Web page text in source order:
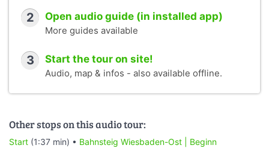
2 Open audio guide (in installed app)
More guides available
3 Start the tour on site!
Audio, map & infos - also available offline.
Other stops on this audio tour:
Start (1:37 min) • Bahnsteig Wiesbaden-Ost | Beginn